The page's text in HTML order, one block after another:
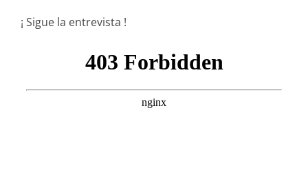
¡ Sigue la entrevista !